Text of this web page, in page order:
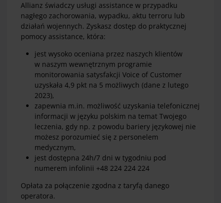
Allianz świadczy usługi assistance w przypadku
nagłego zachorowania, wypadku, aktu terroru lub
działań wojennych. Zyskasz dostęp do praktycznej
pomocy assistance, która:
jest wysoko oceniana przez naszych klientów
w naszym wewnętrznym programie
monitorowania satysfakcji Voice of Customer
uzyskała 4,9 pkt na 5 możliwych (dane z lutego
2023),
zapewnia m.in. możliwość uzyskania telefonicznej
informacji w języku polskim na temat Twojego
leczenia, gdy np. z powodu bariery językowej nie
możesz porozumieć się z personelem
medycznym,
jest dostępna 24h/7 dni w tygodniu pod
numerem infolinii +48 224 224 224
Opłata za połączenie zgodna z taryfą danego
operatora.